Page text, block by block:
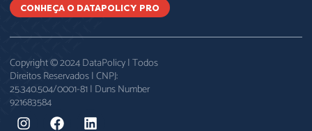
CONHEÇA O DATAPOLICY PRO
Copyright © 2024 DataPolicy | Todos
Direitos Reservados | CNPJ:
25.340.504/0001-81 | Duns Number
921683584